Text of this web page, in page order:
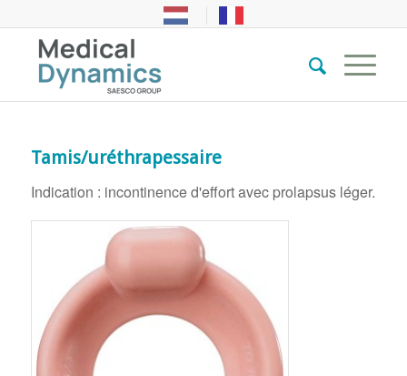
Tamis/uréthrapessaire
Indication : incontinence d'effort avec prolapsus léger.